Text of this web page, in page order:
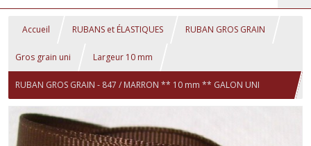
Accueil RUBANS et ÉLASTIQUES RUBAN GROS GRAIN
Gros grain uni Largeur 10 mm
RUBAN GROS GRAIN - 847 / MARRON ** 10 mm ** GALON UNI
GRAND TEINT - vendu au mètre